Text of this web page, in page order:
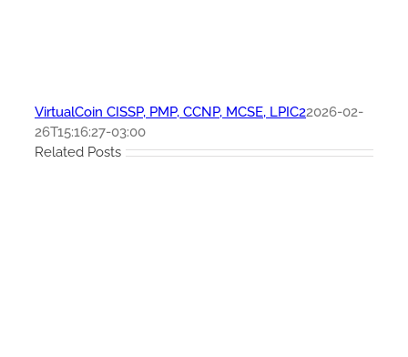
VirtualCoin CISSP, PMP, CCNP, MCSE, LPIC22026-02-
26T15:16:27-03:00
Related Posts